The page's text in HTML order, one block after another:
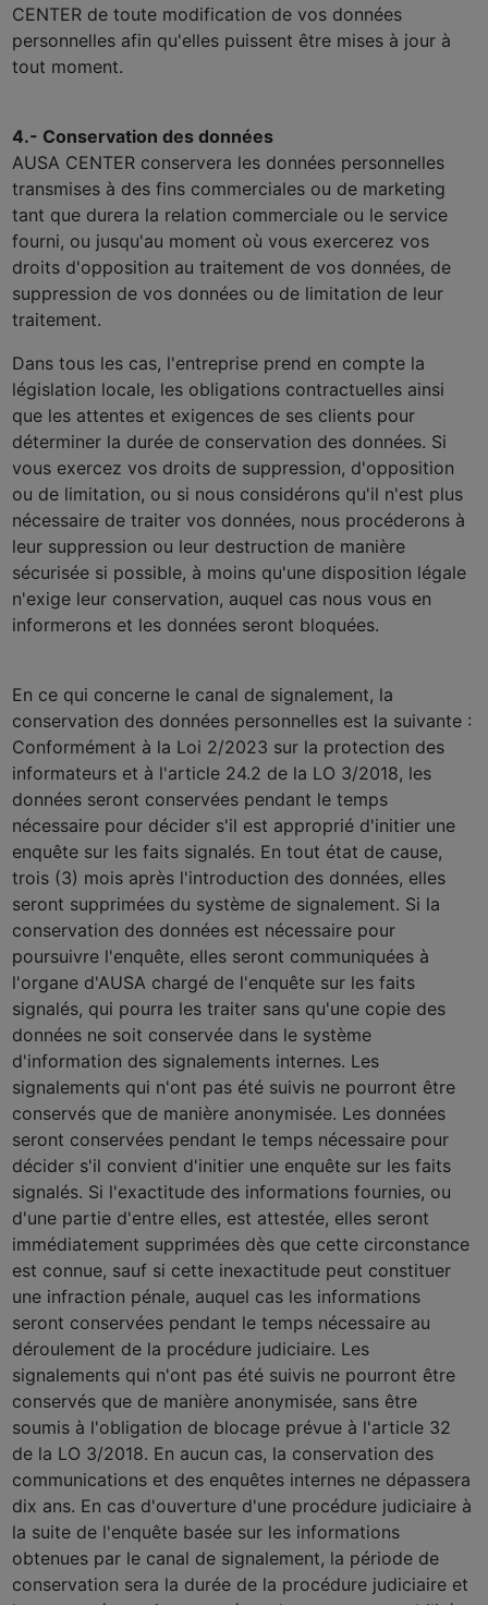
CENTER de toute modification de vos données
personnelles afin qu'elles puissent être mises à jour à
tout moment.
4.- Conservation des données
AUSA CENTER conservera les données personnelles
transmises à des fins commerciales ou de marketing
tant que durera la relation commerciale ou le service
fourni, ou jusqu'au moment où vous exercerez vos
droits d'opposition au traitement de vos données, de
suppression de vos données ou de limitation de leur
traitement.
Dans tous les cas, l'entreprise prend en compte la
législation locale, les obligations contractuelles ainsi
que les attentes et exigences de ses clients pour
déterminer la durée de conservation des données. Si
vous exercez vos droits de suppression, d'opposition
ou de limitation, ou si nous considérons qu'il n'est plus
nécessaire de traiter vos données, nous procéderons à
leur suppression ou leur destruction de manière
sécurisée si possible, à moins qu'une disposition légale
n'exige leur conservation, auquel cas nous vous en
informerons et les données seront bloquées.
En ce qui concerne le canal de signalement, la
conservation des données personnelles est la suivante :
Conformément à la Loi 2/2023 sur la protection des
informateurs et à l'article 24.2 de la LO 3/2018, les
données seront conservées pendant le temps
nécessaire pour décider s'il est approprié d'initier une
enquête sur les faits signalés. En tout état de cause,
trois (3) mois après l'introduction des données, elles
seront supprimées du système de signalement. Si la
conservation des données est nécessaire pour
poursuivre l'enquête, elles seront communiquées à
l'organe d'AUSA chargé de l'enquête sur les faits
signalés, qui pourra les traiter sans qu'une copie des
données ne soit conservée dans le système
d'information des signalements internes. Les
signalements qui n'ont pas été suivis ne pourront être
conservés que de manière anonymisée. Les données
seront conservées pendant le temps nécessaire pour
décider s'il convient d'initier une enquête sur les faits
signalés. Si l'exactitude des informations fournies, ou
d'une partie d'entre elles, est attestée, elles seront
immédiatement supprimées dès que cette circonstance
est connue, sauf si cette inexactitude peut constituer
une infraction pénale, auquel cas les informations
seront conservées pendant le temps nécessaire au
déroulement de la procédure judiciaire. Les
signalements qui n'ont pas été suivis ne pourront être
conservés que de manière anonymisée, sans être
soumis à l'obligation de blocage prévue à l'article 32
de la LO 3/2018. En aucun cas, la conservation des
communications et des enquêtes internes ne dépassera
dix ans. En cas d'ouverture d'une procédure judiciaire à
la suite de l'enquête basée sur les informations
obtenues par le canal de signalement, la période de
conservation sera la durée de la procédure judiciaire et